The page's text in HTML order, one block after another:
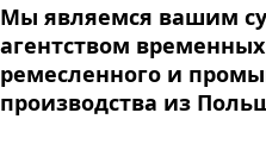
Мы являемся вашим
агентством
ремесленного и
производства из